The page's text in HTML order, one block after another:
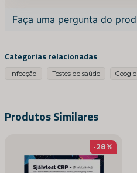
Produtos Similares
-28%
Faça uma pergunta do
Pergunte -nos algo
Nome
email
Endereço de email
Categorias relacionadas
Infecção Testes de saúde